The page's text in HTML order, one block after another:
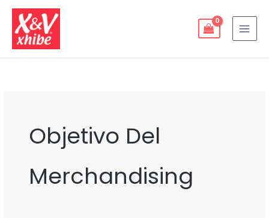
contenido
Objetivo Del
Merchandising